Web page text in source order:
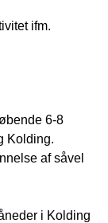
ifm.
6-8
Kolding.
af såvel
i Kolding